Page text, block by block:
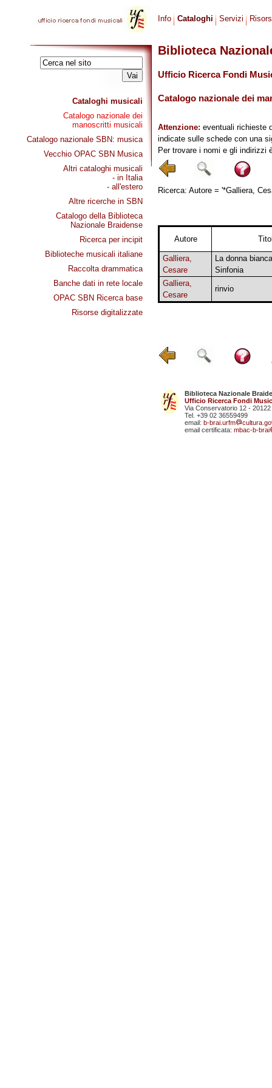
Cataloghi musicali
Catalogo nazionale dei
manoscritti musicali
Catalogo nazionale SBN: musica
Vecchio OPAC SBN Musica
Altri cataloghi musicali
- in Italia
- all'estero
Altre ricerche in SBN
Catalogo della Biblioteca
Nazionale Braidense
Ricerca per incipit
Biblioteche musicali italiane
Raccolta drammatica
Banche dati in rete locale
OPAC SBN Ricerca base
Risorse digitalizzate
Info Cataloghi Servizi
Biblioteca
Ufficio Ricerca Fondi
Catalogo nazionale dei
Attenzione: eventuali richieste
indicate sulle schede con una
Per trovare i nomi e gli indirizzi
Ricerca: Autore = '*Galliera,
Autore
Galliera,
Cesare
La donna
Sinfonia
Galliera,
Cesare
rinvio
Biblioteca Nazionale
Ufficio Ricerca Fondi
Via Conservatorio 12 - 20122
Tel. +39 02 36559499
email: b-brai.urfm
email certificata: mbac-b-brai